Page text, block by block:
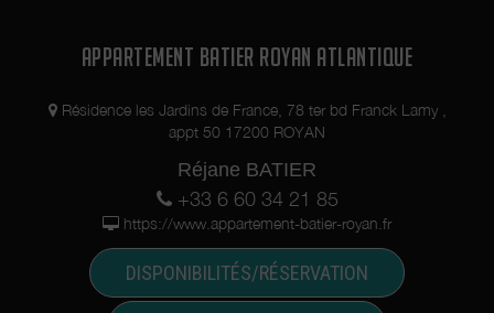
APPARTEMENT BATIER ROYAN ATLANTIQUE
Résidence les Jardins de France, 78 ter bd Franck Lamy ,
appt 50 17200 ROYAN
Réjane BATIER
+33 6 60 34 21 85
https://www.appartement-batier-royan.fr
DISPONIBILITÉS/RÉSERVATION